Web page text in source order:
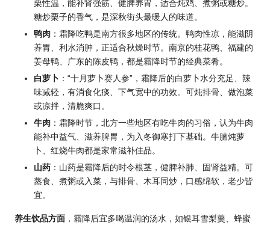
栗性温，能补肾强筋、健脾养胃，适合炖鸡、煮粥或糖炒。
糖炒栗子的香气，是深秋街头最暖人的味道。
鸭肉 ：霜降吃鸭是南方很多地区的传统。鸭肉性凉，能滋阴
养胃、利水消肿，正适合秋燥时节。南京的桂花鸭、福建的
姜母鸭、广东的陈皮鸭，都是霜降时节的经典菜肴。
白萝卜 ：“十月萝卜赛人参”，霜降后的白萝卜水分充足、辣
味减轻，有消食化痰、下气宽中的功效。可炖排骨、做泡菜
或凉拌，清脆爽口。
牛肉 ：霜降时节，北方一些地区有吃牛肉的习俗，认为牛肉
能补中益气、滋养脾胃，为入冬御寒打下基础。牛腩炖萝
卜、红烧牛肉都是家常滋补佳品。
山药 ：山药是霜降后的时令根茎，健脾补肺、固肾益精。可
蒸食、煮粥或入菜，与排骨、木耳同炒，口感绵软，老少皆
宜。
养生饮品方面 ，霜降后宜多喝温润的汤水，如银耳雪梨羹、蜂蜜